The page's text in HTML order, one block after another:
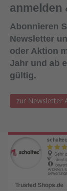
anmelden
Abonnieren
Newsletter
oder Aktion
Jahr und ab
gültig.
zur Newsletter